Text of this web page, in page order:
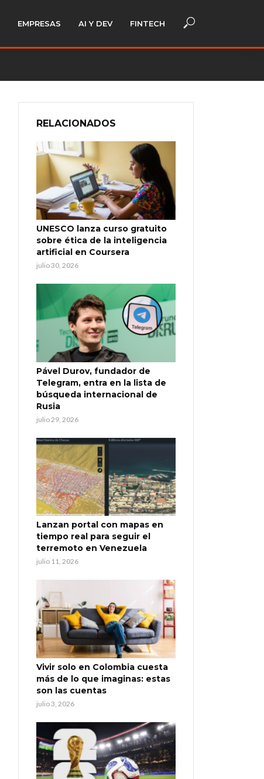
EMPRESAS AI Y DEV FINTECH
RELACIONADOS
UNESCO lanza curso gratuito
sobre ética de la inteligencia
artificial en Coursera
julio 30, 2026
Pável Durov, fundador de
Telegram, entra en la lista de
búsqueda internacional de
Rusia
julio 29, 2026
Lanzan portal con mapas en
tiempo real para seguir el
terremoto en Venezuela
julio 11, 2026
Vivir solo en Colombia cuesta
más de lo que imaginas: estas
son las cuentas
julio 3, 2026